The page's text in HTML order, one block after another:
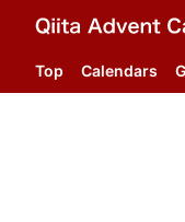
Top Calendars